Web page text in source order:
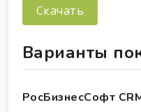
Скачать
Варианты
РосБизнесСофт